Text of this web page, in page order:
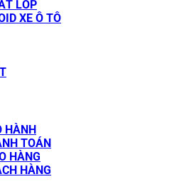
LỐP
XE Ô TÔ
HÀNH
TOÁN
HÀNG
HÀNG